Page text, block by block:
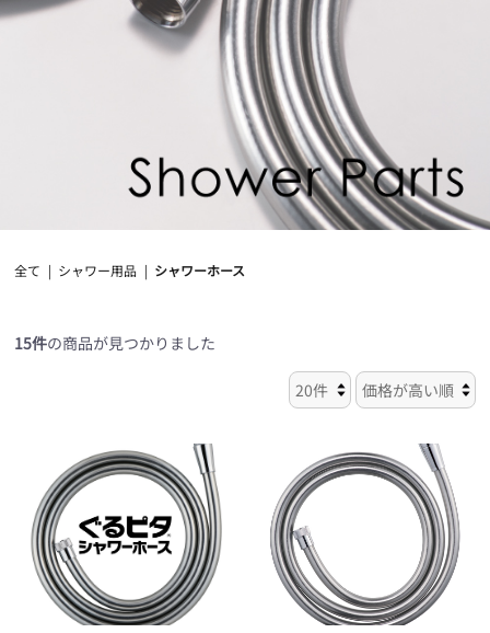
全て | シャワー用品 | シャワーホース
15件の商品が見つかりました